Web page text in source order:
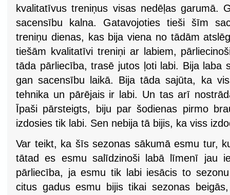
kvalitatīvus treniņus visas nedēļas garumā.
sacensību kalna. Gatavojoties tieši šīm
treniņu dienas, kas bija viena no tādām
tiešām kvalitatīvi treniņi ar labiem,
tāda pārliecība, trasē jutos ļoti labi. Bija laba
gan sacensību laikā. Bija tāda sajūta, ka
tehnika un pārējais ir labi. Un tas arī
Īpaši pārsteigts, biju par šodienas pirmo
izdosies tik labi. Sen nebija tā bijis, ka viss
Var teikt, ka šīs sezonas sākumā esmu tur,
tātad es esmu salīdzinoši labā līmenī jau
pārliecība, ja esmu tik labi iesācis to
citus gadus esmu bijis tikai sezonas